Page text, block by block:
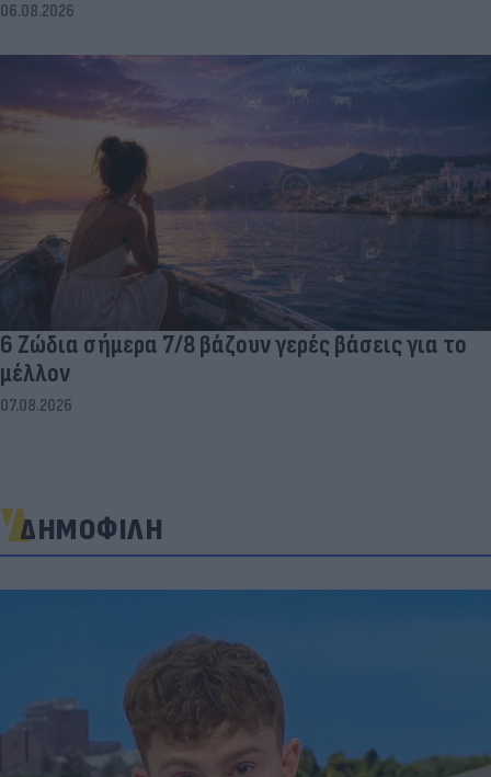
06.08.2026
6 Ζώδια σήμερα 7/8 βάζουν γερές βάσεις για το
μέλλον
07.08.2026
ΔΗΜΟΦΙΛΗ